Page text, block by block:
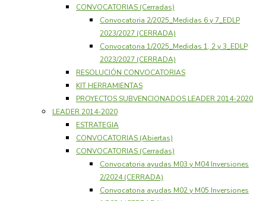
CONVOCATORIAS (Cerradas)
Convocatoria 2/2025_Medidas 6 y 7_EDLP
2023/2027 (CERRADA)
Convocatoria 1/2025_Medidas 1, 2 y 3_EDLP
2023/2027 (CERRADA)
RESOLUCIÓN CONVOCATORIAS
KIT HERRAMIENTAS
PROYECTOS SUBVENCIONADOS LEADER 2014-2020
LEADER 2014-2020
ESTRATEGIA
CONVOCATORIAS (Abiertas)
CONVOCATORIAS (Cerradas)
Convocatoria ayudas M03 y M04 Inversiones
2/2024 (CERRADA)
Convocatoria ayudas M02 y M05 Inversiones